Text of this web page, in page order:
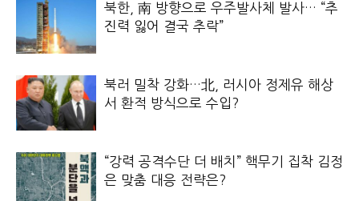
북한, 南 방향으로 우주발사체 발사… “추
진력 잃어 결국 추락”
북러 밀착 강화…北, 러시아 정제유 해상
서 환적 방식으로 수입?
“강력 공격수단 더 배치” 핵무기 집착 김정
은 맞춤 대응 전략은?